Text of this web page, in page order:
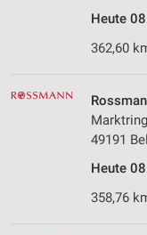
Heute
362,60
49191
Heute
358,76